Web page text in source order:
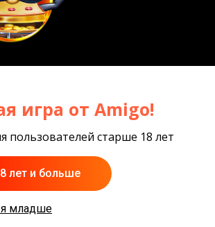
игра от Amigo!
пользователей старше 18 лет
лет и больше
я младше